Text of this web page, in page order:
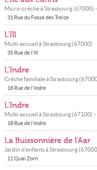
Micro-crèche àStrasbourg(67000)
31 Rue du Fossé des Treize
L'Ill
Multi-accueil àStrasbourg(67000)
35 Rue de l'Ill
L'Indre
Crèche familiale àStrasbourg(
18 Rue de l'Indre
L'Indre
Multi-accueil àStrasbourg(67100) -
18 Rue de l'Indre
La Buissonnière de l'Aar
Jardin d'enfants àStrasbourg(67000
11 Quai Zorn